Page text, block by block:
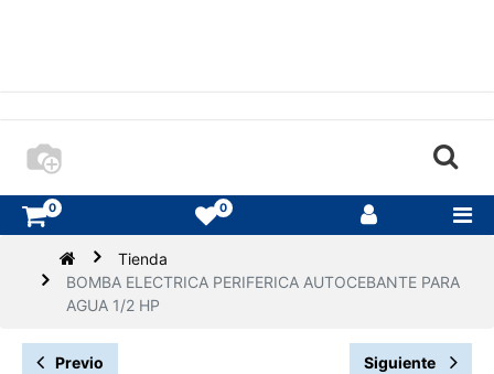
0 0
Tienda
BOMBA ELECTRICA PERIFERICA AUTOCEBANTE PARA
AGUA 1/2 HP
Previo Siguiente